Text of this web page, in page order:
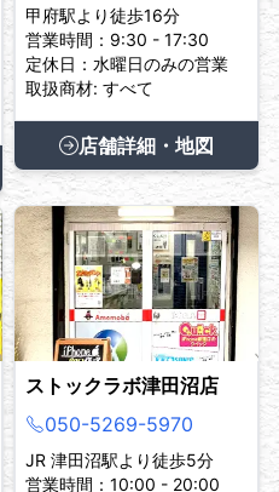
甲府駅より徒歩16分
営業時間：9:30 - 17:30
定休日：水曜日のみの営業
取扱商材: すべて
店舗詳細・地図
ストックラボ津田沼店
050-5269-5970
JR 津田沼駅より徒歩5分
営業時間：10:00 - 20:00